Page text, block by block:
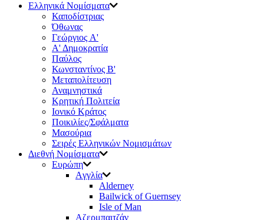
Ελληνικά Νομίσματα
Καποδίστριας
Όθωνας
Γεώργιος A'
Α' Δημοκρατία
Παύλος
Κωνσταντίνος Β'
Μεταπολίτευση
Αναμνηστικά
Κρητική Πολιτεία
Ιονικό Κράτος
Ποικιλίες/Σφάλματα
Μασούρια
Σειρές Ελληνικών Νομισμάτων
Διεθνή Νομίσματα
Ευρώπη
Aγγλία
Αlderney
Bailwick of Guernsey
Isle of Man
Aζερμπαιτζάν